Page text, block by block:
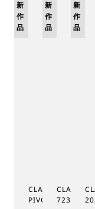
CLASSIQUE
PIVOT
新
作
品
7235
新
作
品
新
作
品